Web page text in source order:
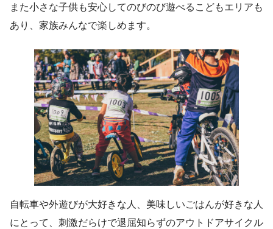
また小さな子供も安心してのびのび遊べるこどもエリアも
あり、家族みんなで楽しめます。
自転車や外遊びが大好きな人、美味しいごはんが好きな人
にとって、刺激だらけで退屈知らずのアウトドアサイクル